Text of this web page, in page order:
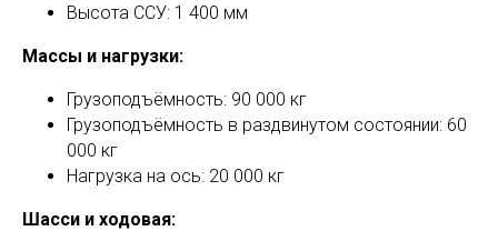
Высота ССУ: 1 400 мм
Массы и нагрузки:
Грузоподъёмность: 90 000 кг
Грузоподъёмность в раздвинутом состоянии: 60
000 кг
Нагрузка на ось: 20 000 кг
Шасси и ходовая: